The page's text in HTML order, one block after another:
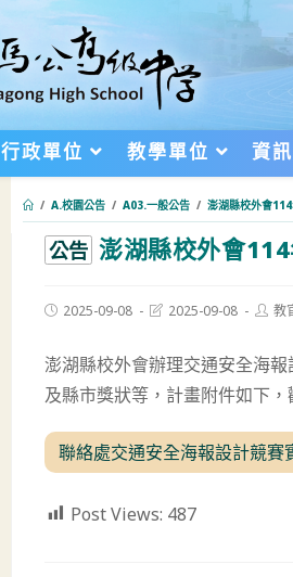
行政單位 教學單位 資
/ A.校園公告 / A03.一般公告 / 澎湖縣校外會
公告 澎湖縣校外會
Post2025-09-08
Post2025-09-08
Post
教
澎湖縣校外會辦理交通安全海
及縣市獎狀等，計畫附件如下，
聯絡處交通安全海報設計競賽
Post Views: 487